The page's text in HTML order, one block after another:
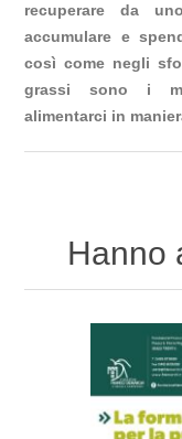
recuperare da
accumulare e
così come negli
grassi sono i
alimentarci in
Hanno